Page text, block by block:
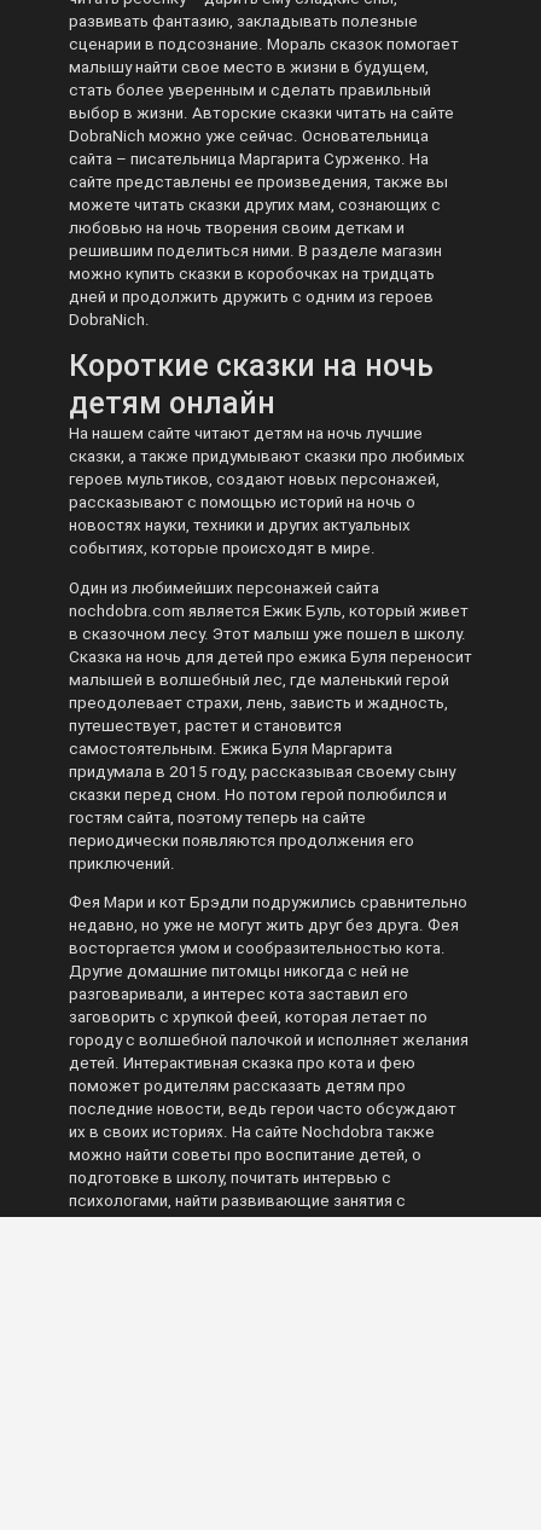
развивать фантазию, закладывать полезные
сценарии в подсознание. Мораль сказок помогает
малышу найти свое место в жизни в будущем,
стать более уверенным и сделать правильный
выбор в жизни. Авторские сказки читать на сайте
DobraNich можно уже сейчас. Основательница
сайта – писательница Маргарита Сурженко. На
сайте представлены ее произведения, также вы
можете читать сказки других мам, сознающих с
любовью на ночь творения своим деткам и
решившим поделиться ними. В разделе магазин
можно купить сказки в коробочках на тридцать
дней и продолжить дружить с одним из героев
DobraNich.
Короткие сказки на ночь
детям онлайн
На нашем сайте читают детям на ночь лучшие
сказки, а также придумывают сказки про любимых
героев мультиков, создают новых персонажей,
рассказывают с помощью историй на ночь о
новостях науки, техники и других актуальных
событиях, которые происходят в мире.
Один из любимейших персонажей сайта
nochdobra.com является Ежик Буль, который живет
в сказочном лесу. Этот малыш уже пошел в школу.
Сказка на ночь для детей про ежика Буля переносит
малышей в волшебный лес, где маленький герой
преодолевает страхи, лень, зависть и жадность,
путешествует, растет и становится
самостоятельным. Ежика Буля Маргарита
придумала в 2015 году, рассказывая своему сыну
сказки перед сном. Но потом герой полюбился и
гостям сайта, поэтому теперь на сайте
периодически появляются продолжения его
приключений.
Фея Мари и кот Брэдли подружились сравнительно
недавно, но уже не могут жить друг без друга. Фея
восторгается умом и сообразительностью кота.
Другие домашние питомцы никогда с ней не
разговаривали, а интерес кота заставил его
заговорить с хрупкой феей, которая летает по
городу с волшебной палочкой и исполняет желания
детей. Интерактивная сказка про кота и фею
поможет родителям рассказать детям про
последние новости, ведь герои часто обсуждают
их в своих историях. На сайте Nochdobra также
можно найти советы про воспитание детей, о
подготовке в школу, почитать интервью с
психологами, найти развивающие занятия с